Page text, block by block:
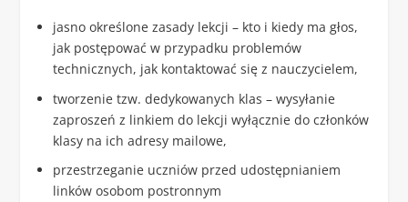
jasno określone zasady lekcji – kto i kiedy ma głos,
jak postępować w przypadku problemów
technicznych, jak kontaktować się z nauczycielem,
tworzenie tzw. dedykowanych klas – wysyłanie
zaproszeń z linkiem do lekcji wyłącznie do członków
klasy na ich adresy mailowe,
przestrzeganie uczniów przed udostępnianiem
linków osobom postronnym